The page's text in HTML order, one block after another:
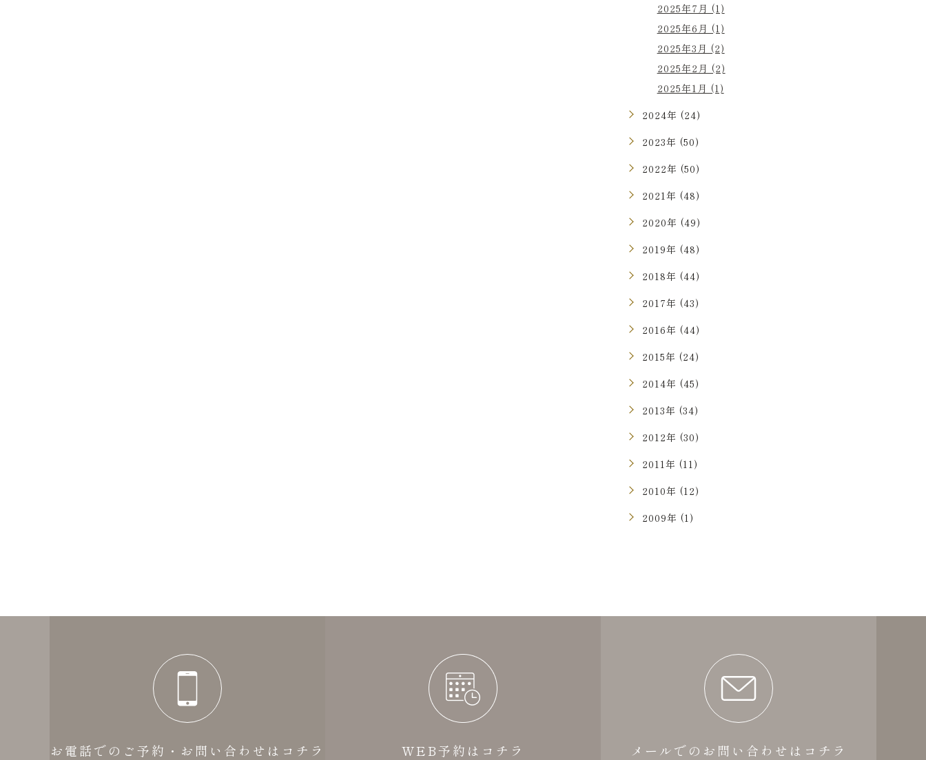
2025年7月 (1)
2025年6月 (1)
2025年3月 (2)
2025年2月 (2)
2025年1月 (1)
2024年 (24)
2023年 (50)
2022年 (50)
2021年 (48)
2020年 (49)
2019年 (48)
2018年 (44)
2017年 (43)
2016年 (44)
2015年 (24)
2014年 (45)
2013年 (34)
2012年 (30)
2011年 (11)
2010年 (12)
2009年 (1)
お電話でのご予約・お問い合わせはコチラ WEB予約はコチラ メールでのお問い合わせはコチラ